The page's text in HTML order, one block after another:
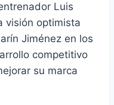
Luis
visión optimista
Jiménez en los
competitivo
su marca